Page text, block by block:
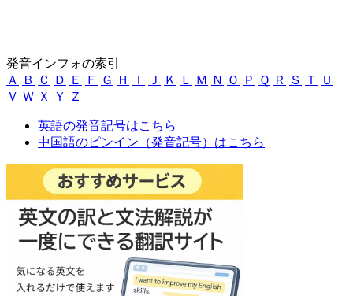
発音インフォの索引
Ａ
Ｂ Ｃ Ｄ Ｅ Ｆ Ｇ Ｈ Ｉ Ｊ Ｋ Ｌ Ｍ Ｎ Ｏ Ｐ Ｑ Ｒ Ｓ Ｔ
Ｕ
Ｖ Ｗ Ｘ Ｙ Ｚ
英語の発音記号はこちら
中国語のピンイン（発音記号）はこちら